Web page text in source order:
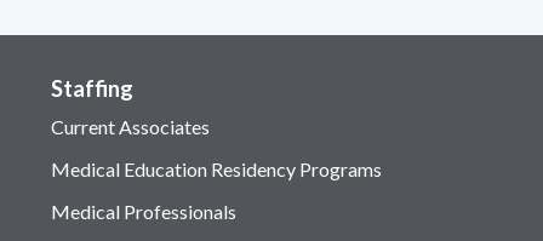
Staffing
Current Associates
Medical Education Residency Programs
Medical Professionals